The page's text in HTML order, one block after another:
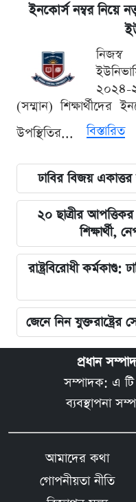
ইনকোর্স নম্বর নিয়ে
২০২৪-
(সম্মান) শিক্ষার্থীদের
উপস্থিতির...
বিস্তারিত
ঢাবির বিজয় একাত্তর
২০ ছাত্রীর
শিক্ষার্থী,
রাষ্ট্রবিরোধী
জেনে নিন যুক্তরাষ্ট্রের
প্রধান
সম্পাদক: এ
ব্যবস্থাপনা
আমাদের কথা
গোপনীয়তা নীতি